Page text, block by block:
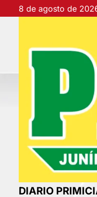
al
8 de agosto de
DIARIO